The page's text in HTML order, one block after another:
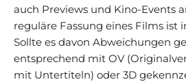
auch Previews und Kino-Events
reguläre Fassung eines Films ist
Sollte es davon Abweichungen
entsprechend mit OV
mit Untertiteln) oder 3D